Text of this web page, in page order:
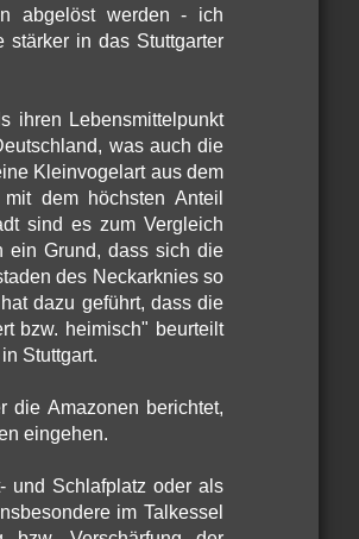
abgelöst werden - ich
stärker in das Stuttgarter
ihren Lebensmittelpunkt
was auch die
Kleinvogelart aus dem
dem höchsten Anteil
sind es zum Vergleich
ein Grund, dass sich die
des Neckarknies so
dazu geführt, dass die
bzw. heimisch" beurteilt
Stuttgart.
die Amazonen berichtet,
eingehen.
und Schlafplatz oder als
im Talkessel